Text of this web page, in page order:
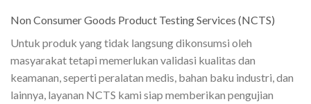
Non Consumer Goods Product Testing Services (NCTS)
Untuk produk yang tidak langsung dikonsumsi oleh
masyarakat tetapi memerlukan validasi kualitas dan
keamanan, seperti peralatan medis, bahan baku industri, dan
lainnya, layanan NCTS kami siap memberikan pengujian